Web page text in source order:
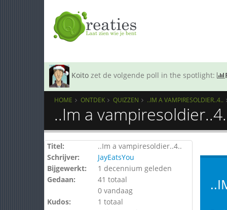
Koito zet de volgende poll in the spotlight:
HOME ONTDEK QUIZZEN ..IM A VAMPIRESOLDIER..4..
..Im a
Titel:
..Im a vampiresoldier..4..
Schrijver:
JayEatsYou
Bijgewerkt:
1 decennium geleden
Gedaan:
41 totaal
0 vandaag
Kudos:
1 totaal